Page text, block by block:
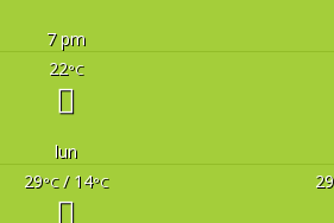
7 pm
22°C
lun
29°C/ 14°C 29